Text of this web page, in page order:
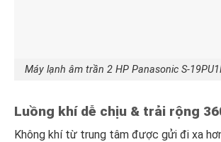
Máy lạnh âm trần 2 HP Panasonic S-
Luồng khí dễ chịu & trải rộng
Không khí từ trung tâm được gửi đi xa